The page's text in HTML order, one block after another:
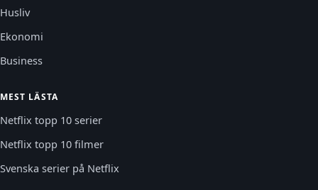
Husliv
Ekonomi
Business
MEST LÄSTA
Netflix topp 10 serier
Netflix topp 10 filmer
Svenska serier på Netflix